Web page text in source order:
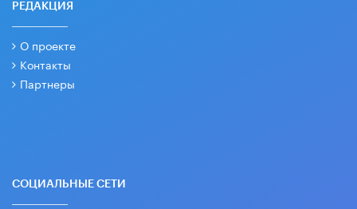
РЕДАКЦИЯ
О проекте
Контакты
Партнеры
СОЦИАЛЬНЫЕ СЕТИ